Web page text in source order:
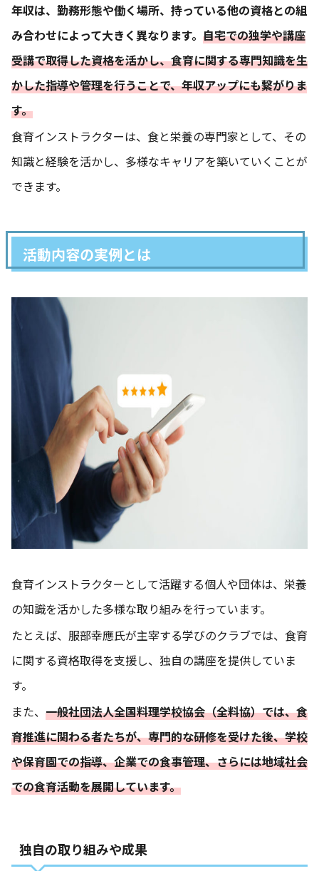
年収は、勤務形態や働く場所、持っている他の資格との組
み合わせによって大きく異なります。 自宅での独学や講座
受講で取得した資格を活かし、食育に関する専門知識を生
かした指導や管理を行うことで、年収アップにも繋がりま
す。
食育インストラクターは、食と栄養の専門家として、その
知識と経験を活かし、多様なキャリアを築いていくことが
できます。
活動内容の実例とは
食育インストラクターとして活躍する個人や団体は、栄養
の知識を活かした多様な取り組みを行っています。
たとえば、服部幸應氏が主宰する学びのクラブでは、食育
に関する資格取得を支援し、独自の講座を提供していま
す。
また、 一般社団法人全国料理学校協会（全料協）では、食
育推進に関わる者たちが、専門的な研修を受けた後、学校
や保育園での指導、企業での食事管理、さらには地域社会
での食育活動を展開しています。
独自の取り組みや成果